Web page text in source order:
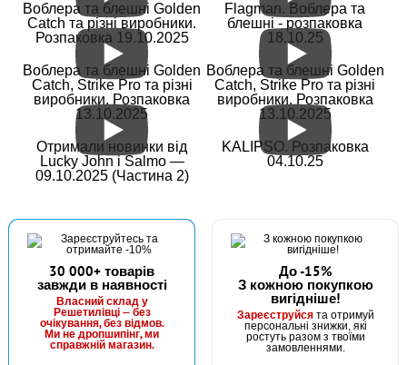
Воблера та блешні Golden
Catch та різні виробники.
Розпаковка 19.10.2025
Flagman. Воблера та
блешні - розпаковка
18.10.25
Воблера та блешні Golden
Catch, Strike Pro та різні
виробники. Розпаковка
13.10.2025
Воблера та блешні Golden
Catch, Strike Pro та різні
виробники. Розпаковка
13.10.2025
Отримали новинки від
Lucky John і Salmo —
09.10.2025 (Частина 2)
KALIPSO. Розпаковка
04.10.25
30 000+ товарів
завжди в наявності
Власний склад у
Решетилівці — без
очікування, без відмов.
Ми не дропшипінг, ми
справжній магазин.
До -15%
З кожною покупкою
вигідніше!
Зареєструйсята отримуй
персональні знижки, які
ростуть разом з твоїми
замовленнями.